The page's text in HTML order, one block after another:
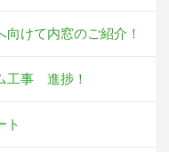
向けて内窓のご紹介！
工事 進捗！
ト